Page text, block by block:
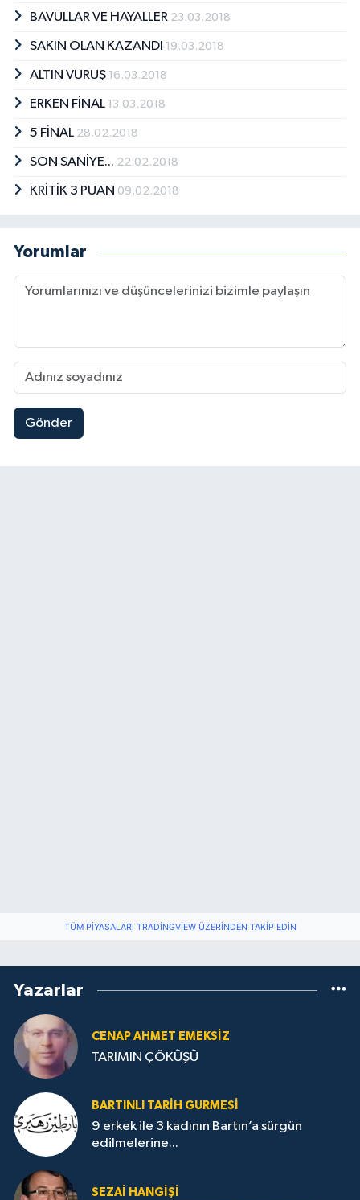
BAVULLAR VE HAYALLER 23.03.2018
SAKİN OLAN KAZANDI 19.03.2018
ALTIN VURUŞ 16.03.2018
ERKEN FİNAL 13.03.2018
5 FİNAL 28.02.2018
SON SANİYE... 22.02.2018
KRİTİK 3 PUAN 09.02.2018
Yorumlar
Gönder
TÜM PIYASALARI TRADINGVIEW ÜZERINDEN TAKIP EDIN
Yazarlar
CENAP AHMET EMEKSİZ
TARIMIN ÇÖKÜŞÜ
BARTINLI TARIH GURMESI
9 erkek ile 3 kadının Bartın’a sürgün
edilmelerine...
SEZAI HANGİŞİ